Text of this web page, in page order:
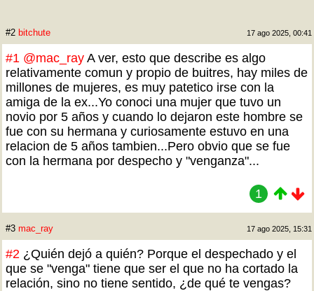
#2 bitchute 17 ago 2025, 00:41
#1 @mac_ray A ver, esto que describe es algo
relativamente comun y propio de buitres, hay miles de
millones de mujeres, es muy patetico irse con la
amiga de la ex...Yo conoci una mujer que tuvo un
novio por 5 años y cuando lo dejaron este hombre se
fue con su hermana y curiosamente estuvo en una
relacion de 5 años tambien...Pero obvio que se fue
con la hermana por despecho y "venganza"...
1
#3 mac_ray 17 ago 2025, 15:31
#2 ¿Quién dejó a quién? Porque el despechado y el
que se "venga" tiene que ser el que no ha cortado la
relación, sino no tiene sentido, ¿de qué te vengas?